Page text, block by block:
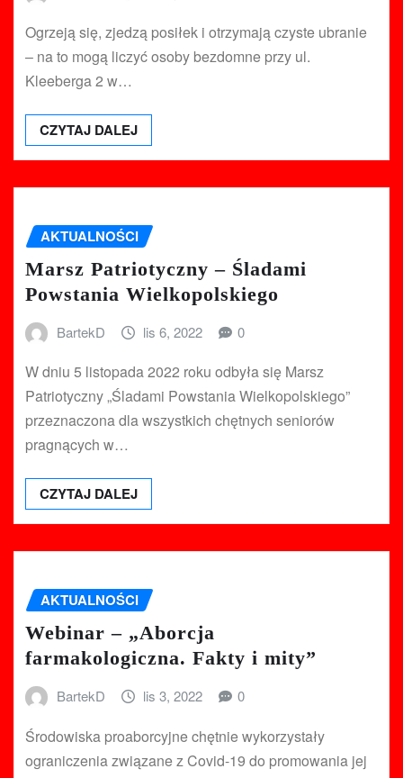
Ogrzeją się, zjedzą posiłek i otrzymają czyste ubranie
– na to mogą liczyć osoby bezdomne przy ul.
Kleeberga 2 w…
CZYTAJ DALEJ
AKTUALNOŚCI
Marsz Patriotyczny – Śladami
Powstania Wielkopolskiego
BartekD lis 6, 2022 0
W dniu 5 listopada 2022 roku odbyła się Marsz
Patriotyczny „Śladami Powstania Wielkopolskiego”
przeznaczona dla wszystkich chętnych seniorów
pragnących w…
CZYTAJ DALEJ
AKTUALNOŚCI
Webinar – „Aborcja
farmakologiczna. Fakty i mity”
BartekD lis 3, 2022 0
Środowiska proaborcyjne chętnie wykorzystały
ograniczenia związane z Covid-19 do promowania jej